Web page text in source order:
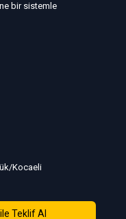
bir sistemle
Kocaeli
Teklif Al